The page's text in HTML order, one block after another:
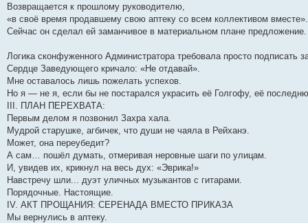
Возвращается к прошлому руководителю,
«в своё время продавшему свою аптеку со всем коллективом вместе».
Сейчас он сделал ей заманчивое в материальном плане предложение.
Логика сконфуженного Администратора требовала просто подписать
Сердце Заведующего кричало: «Не отдавай».
Мне оставалось лишь пожелать успехов.
Но я — не я, если бы не постарался украсить её Голгофу, её
III. ПЛАН ПЕРЕХВАТА:
Первым делом я позвонил Захра хала.
Мудрой старушке, агбичек, что души не чаяла в Рейханэ.
Может, она переубедит?
А сам… пошёл думать, отмеривая неровные шаги по улицам.
И, увидев их, крикнул на весь дух: «Эврика!»
Навстречу шли... дуэт уличных музыкантов с гитарами.
Порядочные. Настоящие.
IV. АКТ ПРОЩАНИЯ: СЕРЕНАДА ВМЕСТО ПРИКАЗА
Мы вернулись в аптеку.